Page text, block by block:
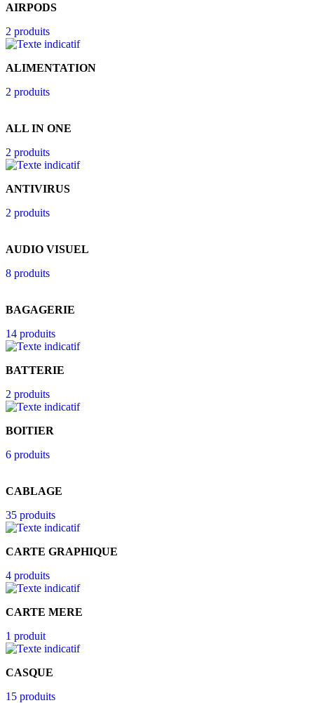
AIRPODS
2 produits
ALIMENTATION
2 produits
ALL IN ONE
2 produits
ANTIVIRUS
2 produits
AUDIO VISUEL
8 produits
BAGAGERIE
14 produits
BATTERIE
2 produits
BOITIER
6 produits
CABLAGE
35 produits
CARTE GRAPHIQUE
4 produits
CARTE MERE
1 produit
CASQUE
15 produits